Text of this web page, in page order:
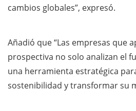
cambios globales”, expresó.
Añadió que “Las empresas que
prospectiva no solo analizan el
una herramienta estratégica
sostenibilidad y transformar su